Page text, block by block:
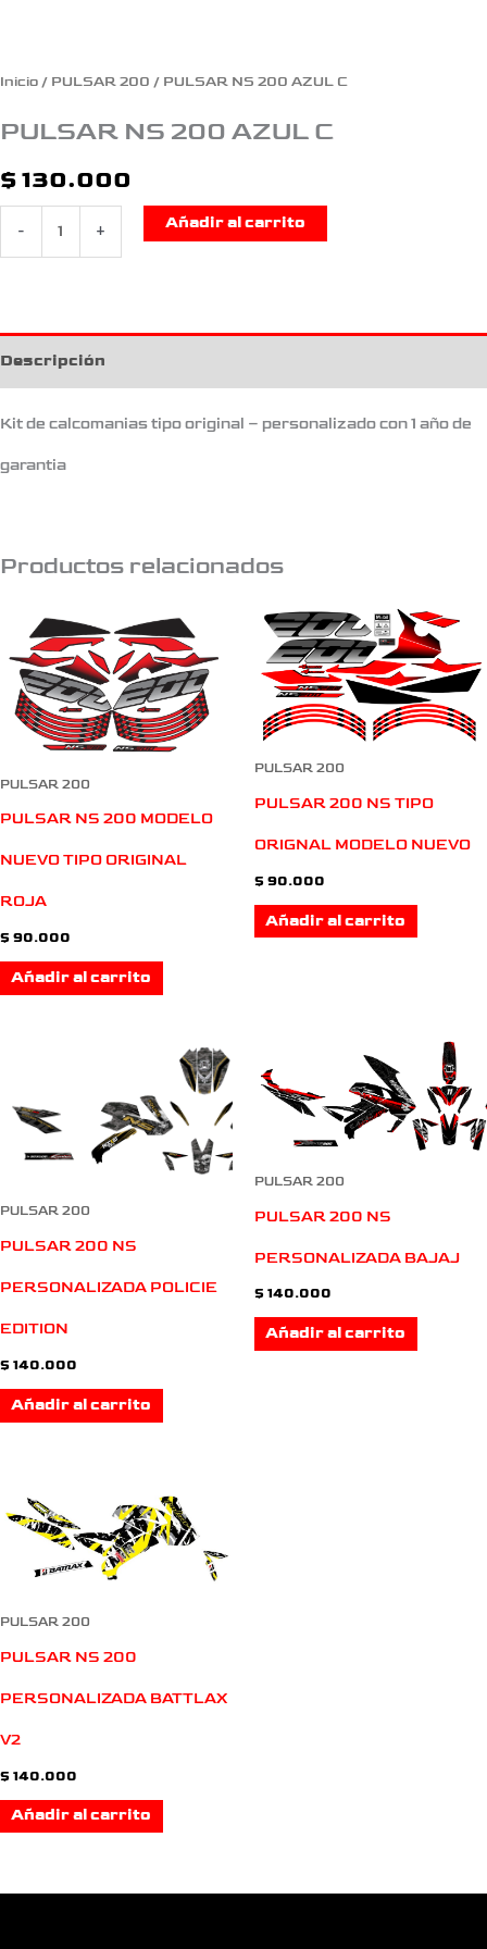
Inicio / PULSAR 200 / PULSAR NS 200 AZUL C
PULSAR NS 200 AZUL C
$ 130.000
- +
Añadir al carrito
Descripción
Kit de calcomanias tipo original – personalizado con 1 año de
garantia
Productos relacionados
PULSAR 200
PULSAR NS 200 MODELO
NUEVO TIPO ORIGINAL
ROJA
$ 90.000
Añadir al carrito
PULSAR 200
PULSAR 200 NS TIPO
ORIGNAL MODELO NUEVO
$ 90.000
Añadir al carrito
PULSAR 200
PULSAR 200 NS
PERSONALIZADA POLICIE
EDITION
$ 140.000
Añadir al carrito
PULSAR 200
PULSAR 200 NS
PERSONALIZADA BAJAJ
$ 140.000
Añadir al carrito
PULSAR 200
PULSAR NS 200
PERSONALIZADA BATTLAX
V2
$ 140.000
Añadir al carrito